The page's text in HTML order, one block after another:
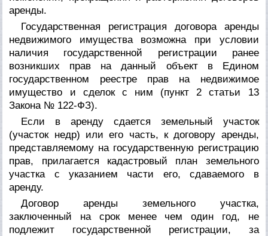
аренды.
Государственная регистрация договора аренды
недвижимого имущества возможна при условии
наличия государственной регистрации ранее
возникших прав на данный объект в Едином
государственном реестре прав на недвижимое
имущество и сделок с ним (пункт 2 статьи 13
Закона № 122-ФЗ).
Если в аренду сдается земельный участок
(участок недр) или его часть, к договору аренды,
представляемому на государственную регистрацию
прав, прилагается кадастровый план земельного
участка с указанием части его, сдаваемого в
аренду.
Договор аренды земельного участка,
заключенный на срок менее чем один год, не
подлежит государственной регистрации, за